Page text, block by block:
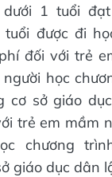
1 tuổi
được đi
đối với trẻ
học
cơ sở giáo
trẻ em mầm
chương
giáo dục dân